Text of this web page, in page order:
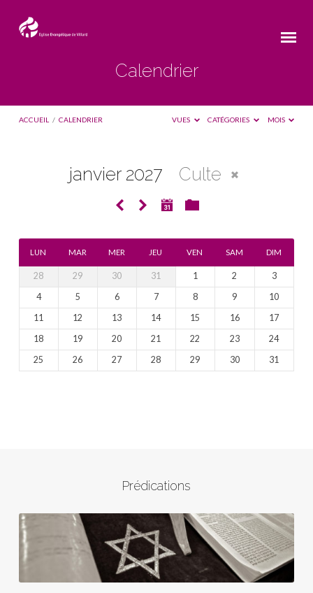
Calendrier
ACCUEIL / CALENDRIER VUES CATÉGORIES MOIS
Calendrier
janvier 2027 Culte
LUN MAR MER JEU VEN SAM DIM
28 29 30 31 1 2
3
4
5 6 7 8 9
10
11
12 13 14 15 16
17
18
19 20 21 22 23
24
25
26 27 28 29 30 31
Prédications